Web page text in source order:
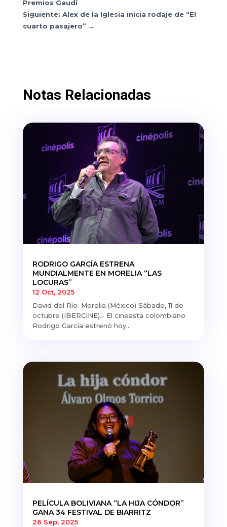
Premios Gaudí
Siguiente: Alex de la Iglesia inicia rodaje de “El
cuarto pasajero” →
Notas Relacionadas
RODRIGO GARCÍA ESTRENA
MUNDIALMENTE EN MORELIA “LAS
LOCURAS”
12 Oct, 2025
David del Río. Morelia (México) Sábado, 11 de
octubre (IBERCINE).- El cineasta colombiano
Rodrigo García estrenó hoy...
PELÍCULA BOLIVIANA “LA HIJA CÓNDOR”
GANA 34 FESTIVAL DE BIARRITZ
26 Sep, 2025